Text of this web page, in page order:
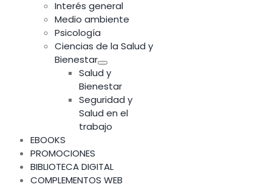
Interés general
Medio ambiente
Psicología
Ciencias de la Salud y
Bienestar
Salud y
Bienestar
Seguridad y
Salud en el
trabajo
EBOOKS
PROMOCIONES
BIBLIOTECA DIGITAL
COMPLEMENTOS WEB